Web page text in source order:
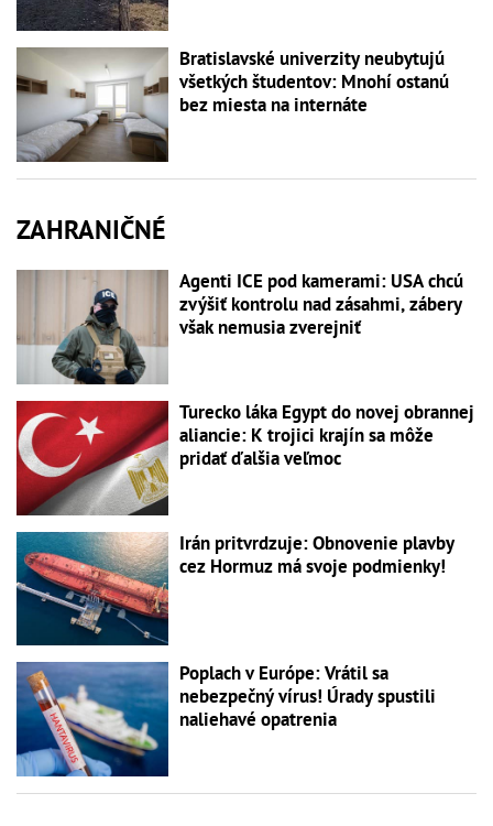
Bratislavské univerzity neubytujú
všetkých študentov: Mnohí ostanú
bez miesta na internáte
ZAHRANIČNÉ
Agenti ICE pod kamerami: USA chcú
zvýšiť kontrolu nad zásahmi, zábery
však nemusia zverejniť
Turecko láka Egypt do novej obrannej
aliancie: K trojici krajín sa môže
pridať ďalšia veľmoc
Irán pritvrdzuje: Obnovenie plavby
cez Hormuz má svoje podmienky!
Poplach v Európe: Vrátil sa
nebezpečný vírus! Úrady spustili
naliehavé opatrenia